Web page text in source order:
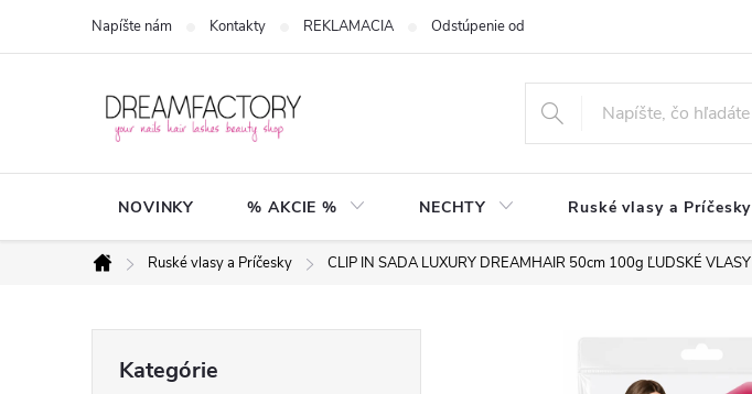
Napíšte nám Kontakty REKLAMACIA Odstúpenie od zmluvy
NOVINKY % AKCIE % NECHTY Ruské vlasy a Príčesky
Domov
Ruské vlasy a Príčesky CLIP IN SADA LUXURY DREAMHAIR 50cm 100g ĽUDSKÉ VLASY
kategórie
Kategórie